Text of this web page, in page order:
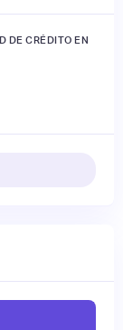
DE CRÉDITO EN